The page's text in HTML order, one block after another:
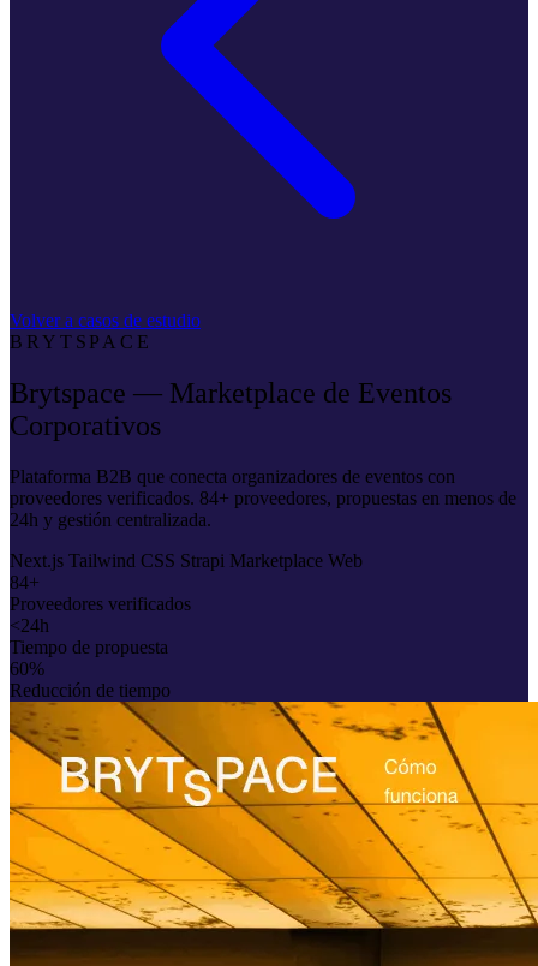
Volver a casos de estudio
BRYTSPACE
Brytspace — Marketplace de Eventos
Corporativos
Plataforma B2B que conecta organizadores de eventos con
proveedores verificados. 84+ proveedores, propuestas en menos de
24h y gestión centralizada.
Next.js Tailwind CSS Strapi Marketplace Web
84+
Proveedores verificados
<24h
Tiempo de propuesta
60%
Reducción de tiempo